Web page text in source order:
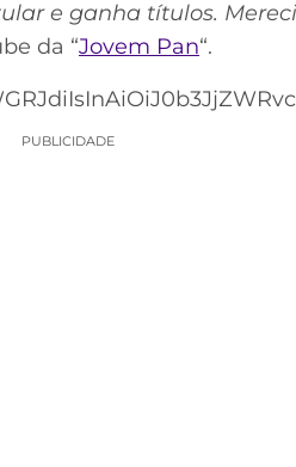
e ganha títulos.
da “Jovem Pan“.
PUBLICIDADE